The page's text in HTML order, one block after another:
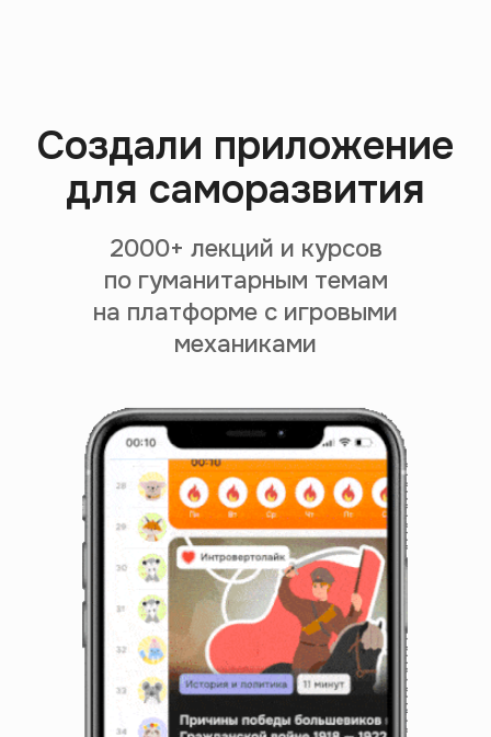
За 299 ₽/месяц, чтобы
позволить
Начать саморазвитие
Подбираем контент
на основе твоих интересов
Открыли онлайн-
университет
гуманитарных
профессий